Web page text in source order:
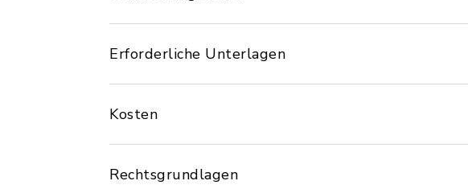
Erforderliche Unterlagen
Kosten
Rechtsgrundlagen